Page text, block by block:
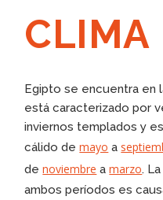
CLIMA
Egipto se encuentra en
está caracterizado por
inviernos templados y
cálido demayo a
denoviembre amarzo.
ambos períodos es